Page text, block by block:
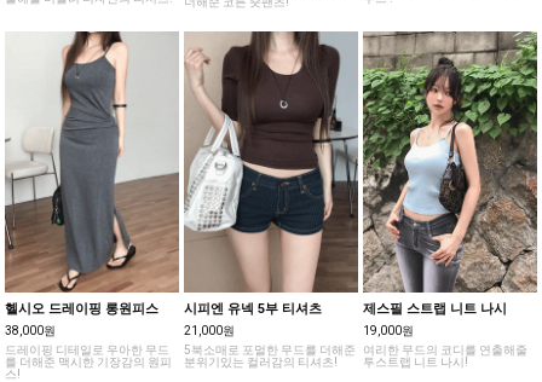
헬시오 드레이핑 롱원피스
38,000원
드레이핑 디테일로 우아한 무드
를 더해준 맥시한 기장감의 원피
스!
시피엔 유넥 5부 티셔츠
21,000원
5북소매로 포멀한 무드를 더해준
분위기있는 컬러감의 티셔츠!
제스필 스트랩 니트 나시
19,000원
여리한 무드의 코디를 연출해줄
투스트랩 니트 나시!